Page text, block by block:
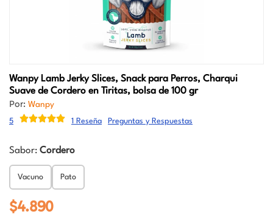
WanpyLamb Jerky Slices, Snack para Perros, Charqui
Suave de Cordero en Tiritas, bolsa de 100 gr
Por: Wanpy
5 1 Reseña Preguntas y Respuestas
Sabor: Cordero
Vacuno Pato
$4.890